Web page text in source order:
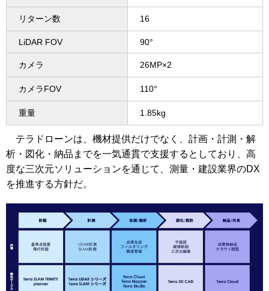
リターン数 16
LiDAR FOV 90°
カメラ 26MP×2
カメラFOV 110°
重量 1.85kg
テラドローンは、機材提供だけでなく、計画・計測・解
析・図化・納品までを一気通貫で支援するとしており、高
度な三次元ソリューションを通じて、測量・建設業界のDX
を推進する方針だ。